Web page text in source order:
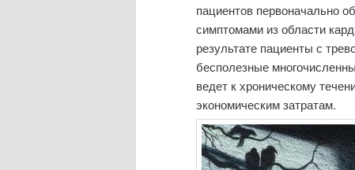
пациентов первоначально
симптомами из области
результате пациенты с
бесполезные
ведет к хроническому
экономическим затратам.